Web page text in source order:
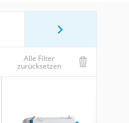
Alle Filter
zurücksetzen